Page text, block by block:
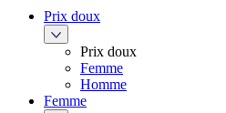
Prix doux
Prix doux
Femme
Homme
Femme